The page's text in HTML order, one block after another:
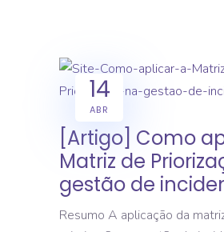
14
ABR
[Artigo] Como
Matriz de
gestão de
Resumo A aplicação da